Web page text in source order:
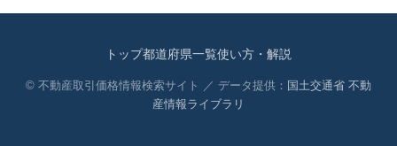
トップ都道府県一覧使い方・解説
© 不動産取引価格情報検索サイト ／ データ提供： 国土交通省 不動
産情報ライブラリ